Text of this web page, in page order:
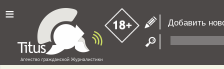
≡ Добавить